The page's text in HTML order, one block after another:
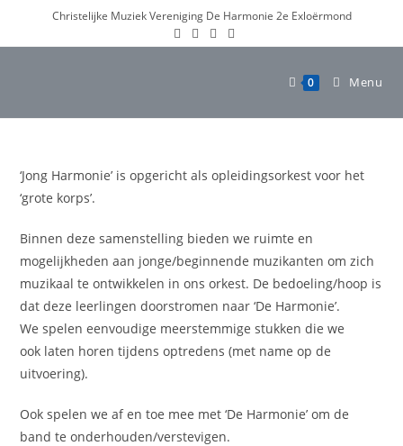
Christelijke Muziek Vereniging De Harmonie 2e Exloërmond
0 Menu
‘Jong Harmonie’ is opgericht als opleidingsorkest voor het
‘grote korps’.
Binnen deze samenstelling bieden we ruimte en
mogelijkheden aan jonge/beginnende muzikanten om zich
muzikaal te ontwikkelen in ons orkest. De bedoeling/hoop is
dat deze leerlingen doorstromen naar ‘De Harmonie’.
We spelen eenvoudige meerstemmige stukken die we
ook laten horen tijdens optredens (met name op de
uitvoering).
Ook spelen we af en toe mee met ‘De Harmonie’ om de
band te onderhouden/verstevigen.